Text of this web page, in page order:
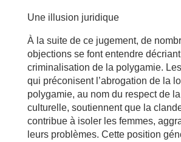
Une illusion juridique
À la suite de ce jugement, de
objections se font entendre
criminalisation de la polygamie.
qui préconisent l’abrogation de la
polygamie, au nom du respect de
culturelle, soutiennent que la
contribue à isoler les femmes,
leurs problèmes. Cette position